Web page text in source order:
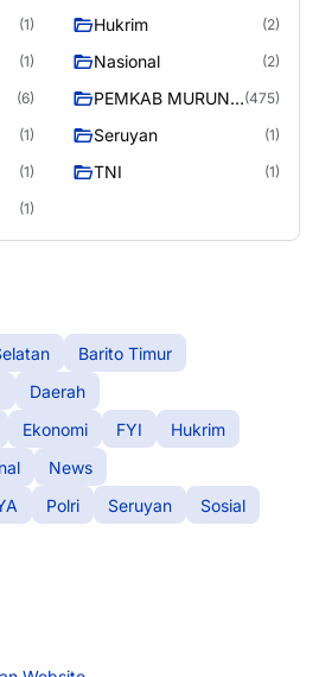
(1) Hukrim (2)
(1) Nasional (2)
(6)
PEMKAB MURUNG (475)
(1) Seruyan (1)
(1) TNI (1)
(1)
Barito Timur
Daerah
Ekonomi FYI
Hukrim
News
Polri Seruyan
Sosial